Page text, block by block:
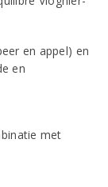
en appel) en
en
met